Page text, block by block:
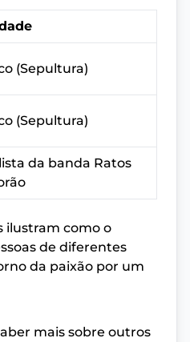
(Sepultura)
(Sepultura)
da banda Ratos
ilustram como o
de diferentes
da paixão por um
mais sobre outros